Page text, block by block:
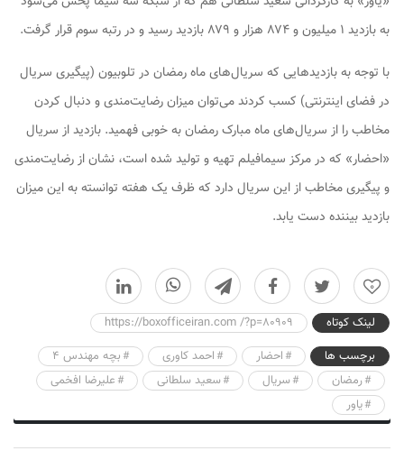
به بازدید ۱ میلیون و ۸۷۴ هزار و ۸۷۹ بازدید رسید و در رتبه سوم قرار گرفت.
با توجه به بازدیدهایی که سریال‌های ماه رمضان در تلوبیون (پیگیری سریال
در فضای اینترنتی) کسب کردند می‌توان میزان رضایت‌مندی و دنبال کردن
مخاطب را از سریال‌های ماه مبارک رمضان به خوبی فهمید. بازدید از سریال
«احضار» که در مرکز سیمافیلم تهیه و تولید شده است، نشان از رضایت‌مندی
و پیگیری مخاطب از این سریال دارد که ظرف یک هفته توانسته به این میزان
بازدید بیننده دست یابد.
0
لینک کوتاه
https://boxofficeiran.com /?p=80909
برچسب ها
احضار احمد کاوری
بچه مهندس ۴
رمضان
سریال سعید سلطانی
علیرضا افخمی
یاور